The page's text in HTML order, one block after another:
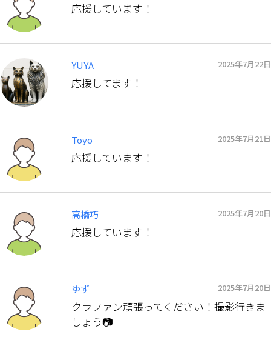
応援しています！
YUYA 2025年7月22日
応援してます！
Toyo 2025年7月21日
応援しています！
高橋巧 2025年7月20日
応援しています！
ゆず 2025年7月20日
クラファン頑張ってください！撮影行きま
しょう📷